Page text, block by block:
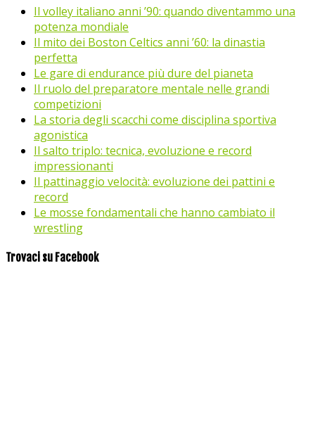
Il volley italiano anni ’90: quando diventammo una
potenza mondiale
Il mito dei Boston Celtics anni ’60: la dinastia
perfetta
Le gare di endurance più dure del pianeta
Il ruolo del preparatore mentale nelle grandi
competizioni
La storia degli scacchi come disciplina sportiva
agonistica
Il salto triplo: tecnica, evoluzione e record
impressionanti
Il pattinaggio velocità: evoluzione dei pattini e
record
Le mosse fondamentali che hanno cambiato il
wrestling
Trovaci su Facebook